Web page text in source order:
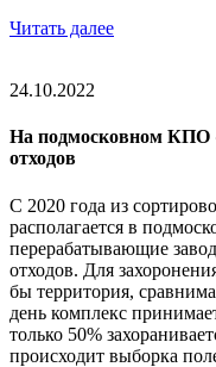
Читать далее
24.10.2022
На подмосковном КПО
отходов
С 2020 года из
располагается в
перерабатывающие
отходов. Для
бы территория,
день комплекс
только 50%
происходит выборка